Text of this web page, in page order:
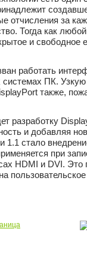
отчисления за
Тогда как
и свободное
работать
системах ПК.
также,
разработку
и добавляя
1.1 стало
при
HDMI и DVI. Это